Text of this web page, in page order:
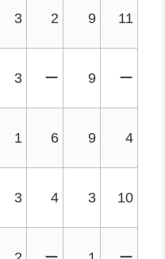
3 2 9 11
3 ー 9 ー
1 6 9 4
3 4 3 10